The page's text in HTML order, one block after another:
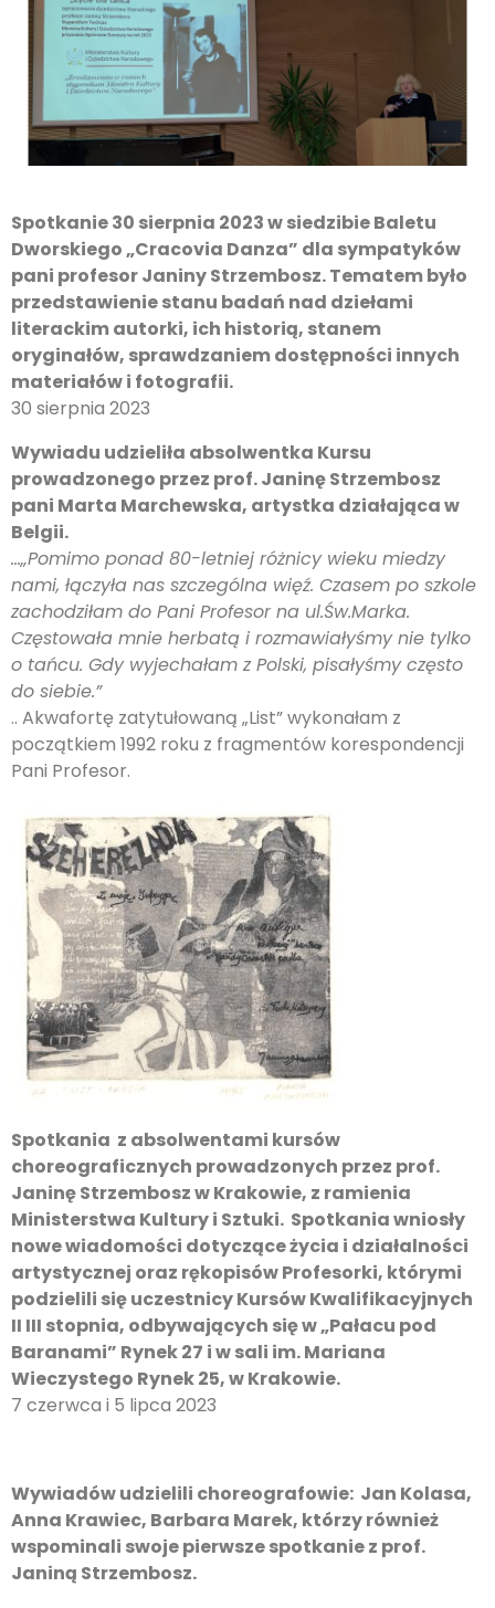
Spotkanie 30 sierpnia 2023 w siedzibie Baletu
Dworskiego „Cracovia Danza” dla sympatyków
pani profesor Janiny Strzembosz. Tematem było
przedstawienie stanu badań nad dziełami
literackim autorki, ich historią, stanem
oryginałów, sprawdzaniem dostępności innych
materiałów i fotografii.
30 sierpnia 2023
Wywiadu udzieliła absolwentka Kursu
prowadzonego przez prof. Janinę Strzembosz
pani Marta Marchewska, artystka działająca w
Belgii.
…„Pomimo ponad 80-letniej różnicy wieku miedzy
nami, łączyła nas szczególna więź. Czasem po szkole
zachodziłam do Pani Profesor na ul.Św.Marka.
Częstowała mnie herbatą i rozmawiałyśmy nie tylko
o tańcu. Gdy wyjechałam z Polski, pisałyśmy często
do siebie.”
.. Akwafortę zatytułowaną „List” wykonałam z
początkiem 1992 roku z fragmentów korespondencji
Pani Profesor.
Spotkania z absolwentami kursów
choreograficznych prowadzonych przez prof.
Janinę Strzembosz w Krakowie, z ramienia
Ministerstwa Kultury i Sztuki. Spotkania wniosły
nowe wiadomości dotyczące życia i działalności
artystycznej oraz rękopisów Profesorki, którymi
podzielili się uczestnicy Kursów Kwalifikacyjnych
II III stopnia, odbywających się w „Pałacu pod
Baranami” Rynek 27 i w sali im. Mariana
Wieczystego Rynek 25, w Krakowie.
7 czerwca i 5 lipca 2023
Wywiadów udzielili choreografowie: Jan Kolasa,
Anna Krawiec, Barbara Marek, którzy również
wspominali swoje pierwsze spotkanie z prof.
Janiną Strzembosz.